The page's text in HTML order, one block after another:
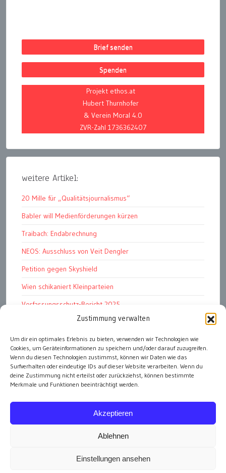
Zustimmung verwalten
Um dir ein optimales Erlebnis zu bieten, verwenden wir Technologien wie
Cookies, um Geräteinformationen zu speichern und/oder darauf zuzugreifen.
Wenn du diesen Technologien zustimmst, können wir Daten wie das
Surfverhalten oder eindeutige IDs auf dieser Website verarbeiten. Wenn du
deine Zustimmung nicht erteilst oder zurückziehst, können bestimmte
Merkmale und Funktionen beeinträchtigt werden.
Akzeptieren
Ablehnen
Einstellungen ansehen
Brief senden
Spenden
Projekt ethos.at
Hubert Thurnhofer
& Verein Moral 4.0
ZVR-Zahl 1736362407
weitere Artikel:
20 Mille für „Qualitätsjournalismus“
Babler will Medienförderungen kürzen
Traibach: Endabrechnung
NEOS: Ausschluss von Veit Dengler
Petition gegen Skyshield
Wien schikaniert Kleinparteien
Verfassungsschutz-Bericht 2025
Ziel: endloser Krieg
110 statt 90 Mille Medienförderung
Strafen für „Integrations-Verweigerer“
alle Artikel
Impressum